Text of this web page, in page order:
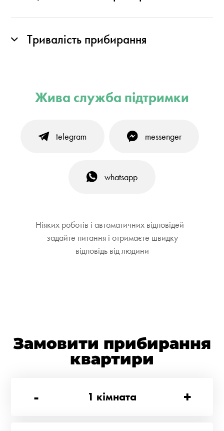
Тривалість прибирання
Жива служба підтримки
telegram messenger
whatsapp
Ніяких роботів і автоматичних відповідей -
задайте питання і отримаєте швидку
відповідь від людини
Замовити прибирання
квартири
-
1 кімната +